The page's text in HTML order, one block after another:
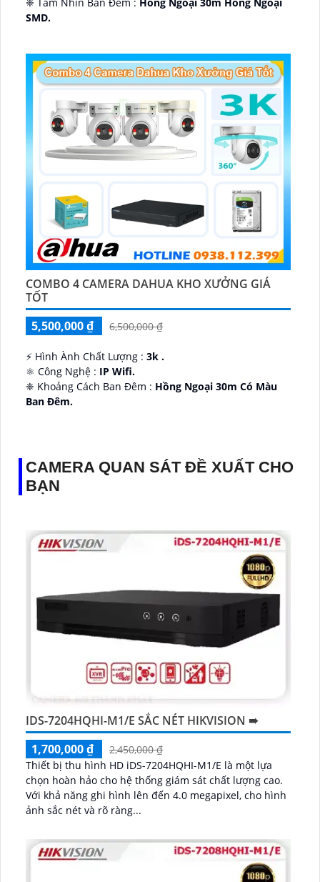
SMD.
COMBO 4 CAMERA DAHUA KHO XƯỞNG GIÁ
TỐT
5,500,000 ₫
6,500,000 ₫
️⚡ Hình Ành Chất Lượng : 3k .
⚛️ Công Nghệ : IP Wifi.
❈ Khoảng Cách Ban Đêm : Hồng Ngoại 30m Có Màu
Ban Ðêm.
CAMERA QUAN SÁT ĐỀ XUẤT CHO
BẠN
IDS-7204HQHI-M1/E SẮC NÉT HIKVISION ➠
1,700,000 ₫
2,450,000 ₫
Thiết bị thu hình HD iDS-7204HQHI-M1/E là một lựa
chọn hoàn hảo cho hệ thống giám sát chất lượng cao.
Với khả năng ghi hình lên đến 4.0 megapixel, cho hình
ảnh sắc nét và rõ ràng...